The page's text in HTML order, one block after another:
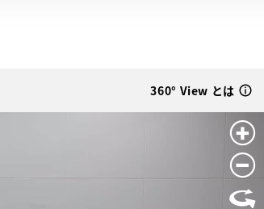
360° View とは